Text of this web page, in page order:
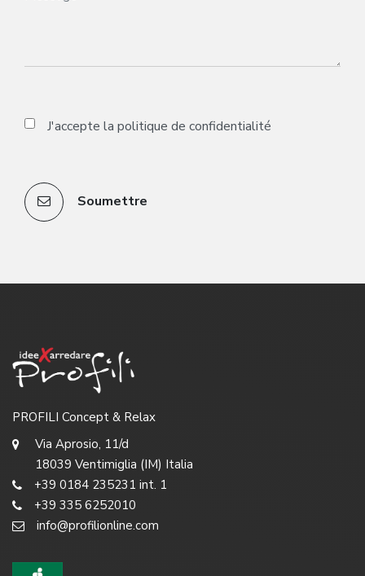
J'accepte la politique de confidentialité
Soumettre
PROFILI Concept & Relax
Via Aprosio, 11/d
18039 Ventimiglia (IM) Italia
+39 0184 235231 int. 1
+39 335 6252010
info@profilionline.com